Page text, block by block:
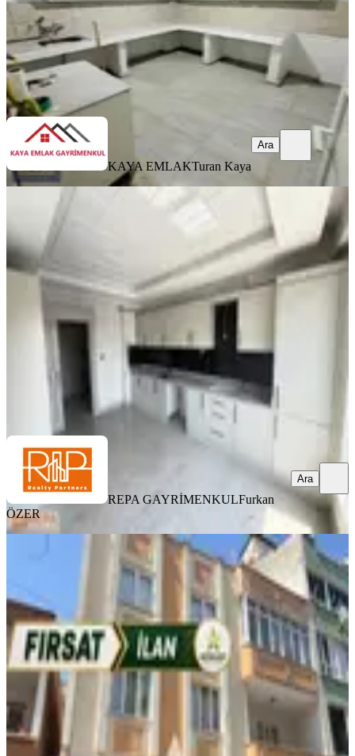
KAYA EMLAKTuran Kaya
Ara
KAYA EMLAKTuran Kaya
Ara
Repa Gayrimenkul Furkan Özer'den
Manzaralı Site İçi Sıfır 3,5+1
Şehitkamil, Osmangazi Mahallesi
3.5+1
·200 m² ·6. Kat·08.08.2026
10.350.000 ₺
REPA GAYRİMENKUL Furkan ÖZER
REPA GAYRİMENKULFurkan
ÖZER
Ara
Royalest’ten 2 Katlı Altı Dükkan 3+1
Geniş Kullanışlı Fırsat
Şahinbey, Beştepe Mahallesi
3+1· 180 m² ·08.08.2026
10.490.000 ₺
ROYALEST- The Best Of The Best
ROYALEST The Best Of The
Best